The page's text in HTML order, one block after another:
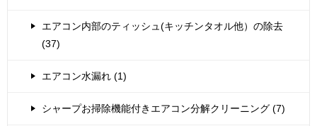
エアコン内部のティッシュ(キッチンタオル他）の除去
(37)
エアコン水漏れ (1)
シャープお掃除機能付きエアコン分解クリーニング (7)